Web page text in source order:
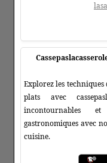
Explorez les
plats avec
incontournables
gastronomiques avec
cuisine.